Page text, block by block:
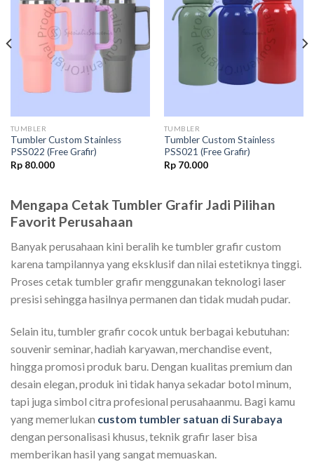
Add to
wishlist
TUMBLER
Tumbler Custom Stainless
PSS022 (Free Grafir)
Rp80.000
Add to
wishlist
TUMBLER
Tumbler Custom Stainless
PSS021 (Free Grafir)
Rp70.000
Mengapa Cetak Tumbler Grafir Jadi Pilihan
Favorit Perusahaan
Banyak perusahaan kini beralih ke tumbler grafir custom
karena tampilannya yang eksklusif dan nilai estetiknya tinggi.
Proses cetak tumbler grafir menggunakan teknologi laser
presisi sehingga hasilnya permanen dan tidak mudah pudar.
Selain itu, tumbler grafir cocok untuk berbagai kebutuhan:
souvenir seminar, hadiah karyawan, merchandise event,
hingga promosi produk baru. Dengan kualitas premium dan
desain elegan, produk ini tidak hanya sekadar botol minum,
tapi juga simbol citra profesional perusahaanmu. Bagi kamu
yang memerlukan custom tumbler satuan di Surabaya
dengan personalisasi khusus, teknik grafir laser bisa
memberikan hasil yang sangat memuaskan.